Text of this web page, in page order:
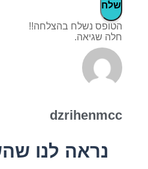
שלח
הטופס נשלח בהצלחה!!
חלה שגיאה.
dzrihenmcc
נראה לנו